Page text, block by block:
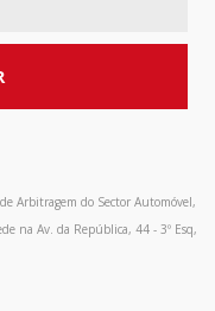
Arbitragem do Sector Automóvel,
na Av. da República, 44 - 3º Esq,